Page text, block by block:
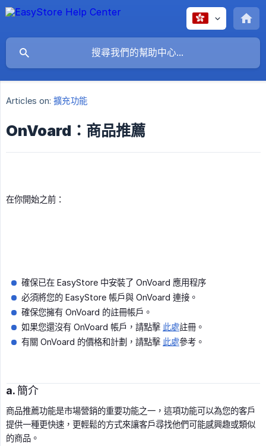
Articles on: 擴充功能
OnVoard：商品推薦
在你開始之前：
確保已在 EasyStore 中安裝了 OnVoard 應用程序
必須將您的 EasyStore 帳戶與 OnVoard 連接。
確保您擁有 OnVoard 的註冊帳戶。
如果您還沒有 OnVoard 帳戶，請點擊 此處註冊。
有關 OnVoard 的價格和計劃，請點擊 此處參考。
a. 簡介
商品推薦功能是市場營銷的重要功能之一，這項功能可以為您的客戶
提供一種更快速，更輕鬆的方式來讓客戶尋找他們可能感興趣或類似
的商品。